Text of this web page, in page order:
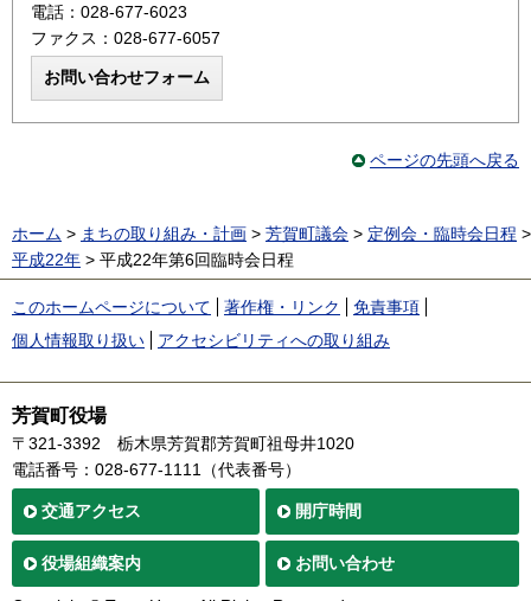
電話：028-677-6023
ファクス：028-677-6057
ページの先頭へ戻る
ホーム > まちの取り組み・計画 > 芳賀町議会 > 定例会・臨時会日程 >
平成22年 > 平成22年第6回臨時会日程
このホームページについて 著作権・リンク
免責事項
個人情報取り扱い
アクセシビリティへの取り組み
芳賀町役場
〒321-3392
栃木県芳賀郡芳賀町祖母井1020
電話番号：028-677-1111（代表番号）
交通アクセス 開庁時間
役場組織案内 お問い合わせ